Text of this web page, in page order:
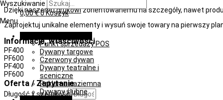
Wyszukiwanie
0,00€0 Koszyk
Menu
Punkt sprzedaży POS
Dywany targowe
Czerwony dywan
Dywany teatralne i
sceniczne
Reklama naziemna
Dywany ślubne
Dzięki naszemudrukowizorientowanemu na szczegóły, nawet
Zaprojektuj unikalne elementy i wysuń swoje towary na pierwszy
Informacje, właściwości
PF400
PF600
PF400
PF600
Oferta / Zapytanie
Długość x szerokość